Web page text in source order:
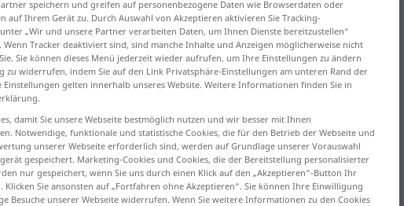
Weitere Beispiele...
dazu (≈ außerdem)
speichern und greifen auf personenbezogene Daten wie Browserdaten oder
auf Ihrem Gerät zu. Durch Auswahl von Akzeptieren aktivieren Sie Tracking-
„Wir und unsere Partner verarbeiten Daten, um Ihnen Dienste bereitzustellen“
Tracker deaktiviert sind, sind manche Inhalte und Anzeigen möglicherweise nicht
Sie können dieses Menü jederzeit wieder aufrufen, um Ihre Einstellungen zu ändern
zu widerrufen, indem Sie auf den Link Privatsphäre-Einstellungen am unteren Rand der
Einstellungen gelten innerhalb unseres Website. Weitere Informationen finden Sie in
damit Sie unsere Webseite bestmöglich nutzen und wir besser mit Ihnen
Notwendige, funktionale und statistische Cookies, die für den Betrieb der Webseite und
unserer Webseite erforderlich sind, werden auf Grundlage unserer Vorauswahl
gespeichert. Marketing-Cookies und Cookies, die der Bereitstellung personalisierter
nur gespeichert, wenn Sie uns durch einen Klick auf den „Akzeptieren“-Button Ihr
Klicken Sie ansonsten auf „Fortfahren ohne Akzeptieren“. Sie können Ihre Einwilligung
Besuche unserer Webseite widerrufen. Wenn Sie weitere Informationen zu den Cookies